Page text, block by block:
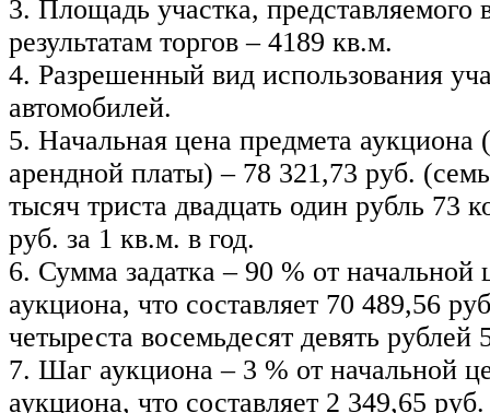
3. Площадь участка, представляемого
результатам торгов – 4189 кв.м.
4. Разрешенный вид использования
автомобилей.
5. Начальная цена предмета аукциона
арендной платы) – 78 321,73 руб.
тысяч триста двадцать один рубль 73
руб. за 1 кв.м. в год.
6. Сумма задатка – 90 % от начальной
аукциона, что составляет 70 489,56
четыреста восемьдесят девять рублей
7. Шаг аукциона – 3 % от начальной
аукциона, что составляет 2 349,65